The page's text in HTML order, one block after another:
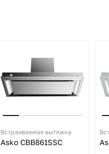
Встраиваемая вытяжка
Asko CBB861SSC